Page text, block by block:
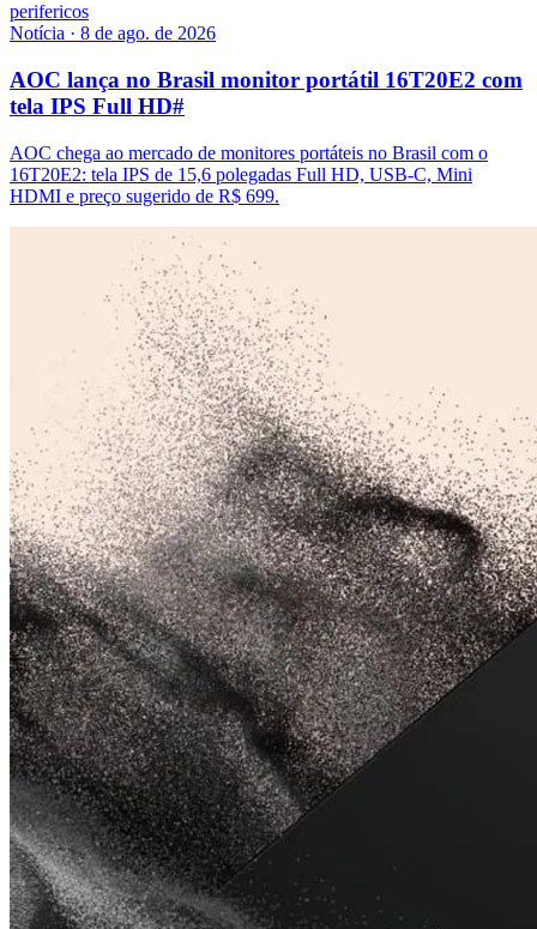
perifericos
Notícia · 8 de ago. de 2026
AOC lança no Brasil monitor portátil 16T20E2 com
tela IPS Full HD#
AOC chega ao mercado de monitores portáteis no Brasil com o
16T20E2: tela IPS de 15,6 polegadas Full HD, USB-C, Mini
HDMI e preço sugerido de R$ 699.